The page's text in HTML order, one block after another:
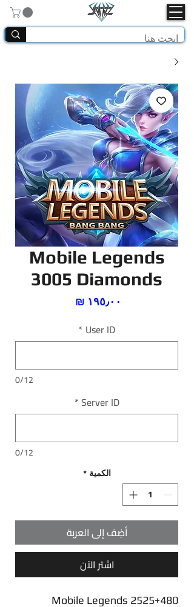
Mobile Legends
3005 Diamonds
User ID
*
0/12
Server ID
*
0/12
الكمية *
أضِف إلى العربة
اشترِ الآن
Mobile Legends 2525+480